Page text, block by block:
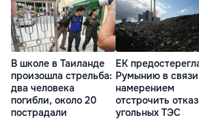
В школе в Таиланде
произошла стрельба:
два человека
погибли, около 20
пострадали
ЕК
Румынию в
намерением
отстрочить
угольных ТЭС